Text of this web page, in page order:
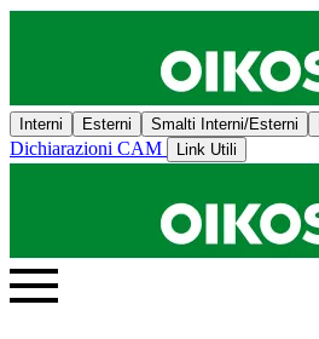
Interni Esterni Smalti Interni/Esterni
Dichiarazioni CAM Link Utili